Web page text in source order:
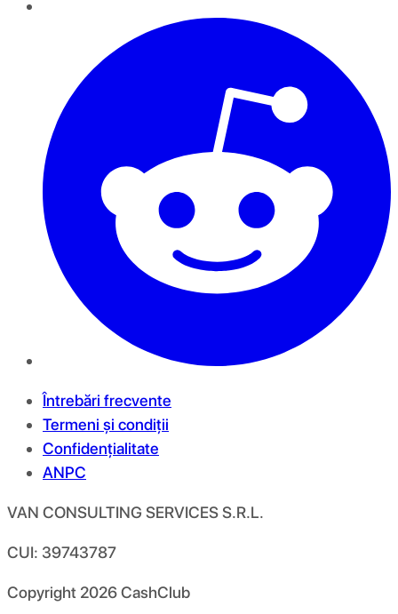
Întrebări frecvente
Termeni și condiții
Confidențialitate
ANPC
VAN CONSULTING SERVICES S.R.L.
CUI: 39743787
Copyright 2026CashClub